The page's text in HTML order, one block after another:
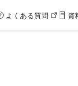
よくある質問 資